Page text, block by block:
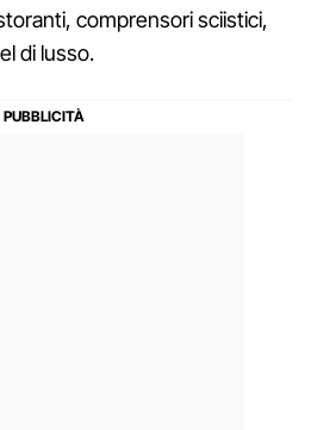
comprensori sciistici,
di lusso.